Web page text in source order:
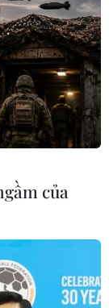
được ca
14 cầu thủ
khi “hàng
hết trong số
của